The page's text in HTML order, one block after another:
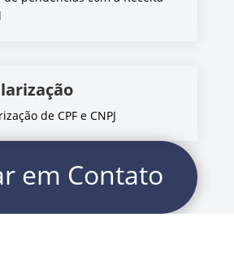
de CPF e CNPJ
em Contato